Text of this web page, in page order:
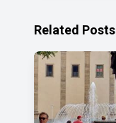
Related Posts